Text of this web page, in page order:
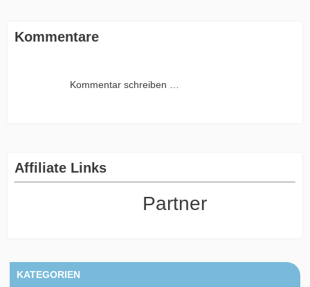
Kommentare
Kommentar schreiben …
Affiliate Links
Partner
KATEGORIEN